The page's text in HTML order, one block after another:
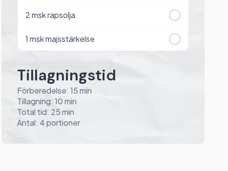
2msk rapsolja
1 msk majsstärkelse
Tillagningstid
Förberedelse: 15 min
Tillagning: 10 min
Total tid: 25 min
Antal: 4 portioner